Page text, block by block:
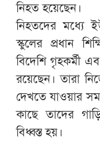
নিহত হয়েছেন।
নিহতদের মধ্যে
স্কুলের প্রধান
বিদেশি গৃহকর্মী
রয়েছেন। তারা
দেখতে যাওয়ার
কাছে তাদের
বিধ্বস্ত হয়।